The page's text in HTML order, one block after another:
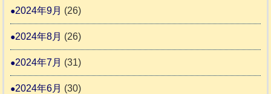
2024年9月 (26)
2024年8月 (26)
2024年7月 (31)
2024年6月 (30)